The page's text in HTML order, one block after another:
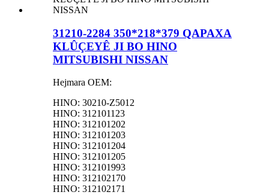
31210-2284 350*218*379 QAPAXA
KLÛÇEYÊ JI BO HINO
MITSUBISHI NISSAN
Hejmara OEM:
HINO: 30210-Z5012
HINO: 312101123
HINO: 312101202
HINO: 312101203
HINO: 312101204
HINO: 312101205
HINO: 312101993
HINO: 312102170
HINO: 312102171